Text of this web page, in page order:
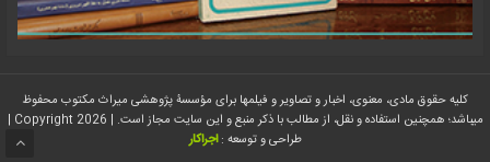
کلیه حقوق مادی، معنوی، اخبار و تصاویر و فیلمها برای مؤسسۀ پژوهشی میراث مکتوب محفوظ
میباشد؛ همچنین استفاده و نقل، از مطالب با ذکر منبع و این سایت مجاز است. | Copyright 2026 |
طراحی و توسعه : اجراکار